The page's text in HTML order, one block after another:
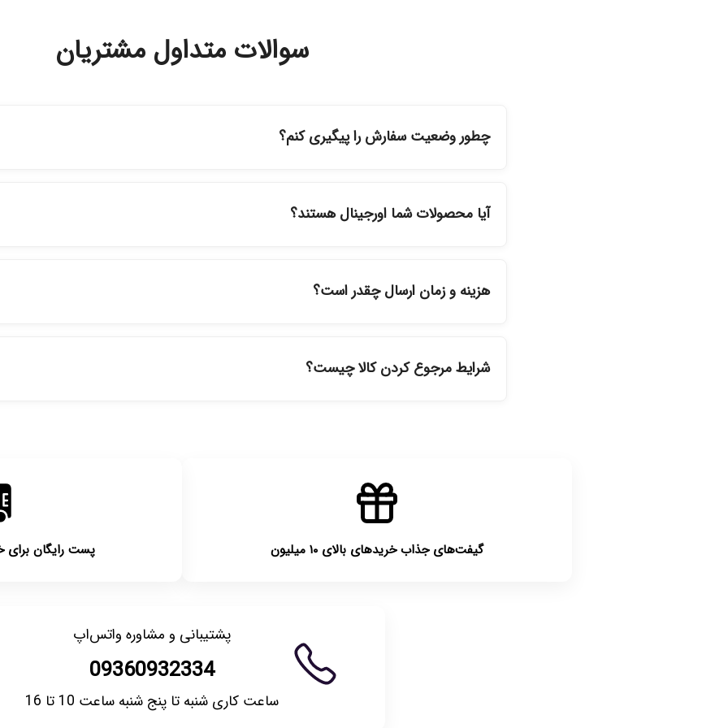
سوالات متداول مشتریان
چطور وضعیت سفارش را پیگیری کنم؟
آیا محصولات شما اورجینال هستند؟
هزینه و زمان ارسال چقدر است؟
شرایط مرجوع کردن کالا چیست؟
گیفت‌های جذاب خریدهای بالای ۱۰ میلیون پست رایگان برای
پشتیبانی و مشاوره واتس‌اپ
09360932334
ساعت کاری شنبه تا پنج شنبه ساعت 10 تا 16